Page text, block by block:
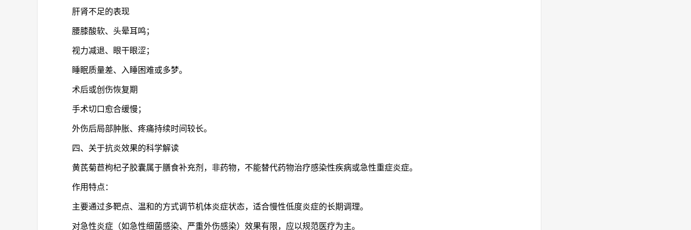
肝肾不足的表现
腰膝酸软、头晕耳鸣；
视力减退、眼干眼涩；
睡眠质量差、入睡困难或多梦。
术后或创伤恢复期
手术切口愈合缓慢；
外伤后局部肿胀、疼痛持续时间较长。
四、关于抗炎效果的科学解读
黄芪菊苣枸杞子胶囊属于膳食补充剂，非药物，不能替代药物治疗感染性疾病或急性重症炎症。
作用特点：
主要通过多靶点、温和的方式调节机体炎症状态，适合慢性低度炎症的长期调理。
对急性炎症（如急性细菌感染、严重外伤感染）效果有限，应以规范医疗为主。